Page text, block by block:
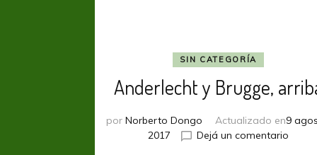
SIN CATEGORÍA
Anderlecht y Brugge,
porNorberto Dongo Actualizado en9
2017
Dejá un comentario